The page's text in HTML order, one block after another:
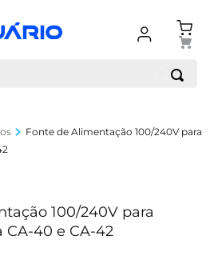
Fonte de Alimentação 100/240V para
100/240V para
CA-40 e CA-42